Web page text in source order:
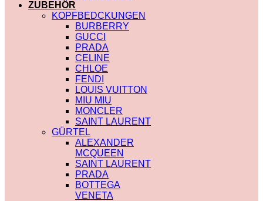
LOUIS VUITTON
ZUBEHÖR
KOPFBEDCKUNGEN
BURBERRY
GUCCI
PRADA
CELINE
CHLOE
FENDI
LOUIS VUITTON
MIU MIU
MONCLER
SAINT LAURENT
GÜRTEL
ALEXANDER
MCQUEEN
SAINT LAURENT
PRADA
BOTTEGA
VENETA